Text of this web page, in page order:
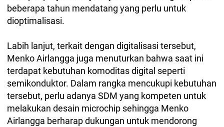
beberapa tahun mendatang yang perlu untuk
dioptimalisasi.
Labih lanjut, terkait dengan digitalisasi tersebut,
Menko Airlangga juga menuturkan bahwa saat ini
terdapat kebutuhan komoditas digital seperti
semikonduktor. Dalam rangka mencukupi kebutuhan
tersebut, perlu adanya SDM yang kompeten untuk
melakukan desain microchip sehingga Menko
Airlangga berharap dukungan untuk mendorong